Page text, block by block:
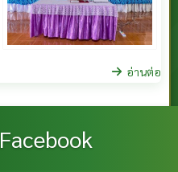
อ่านต่อ
Facebook